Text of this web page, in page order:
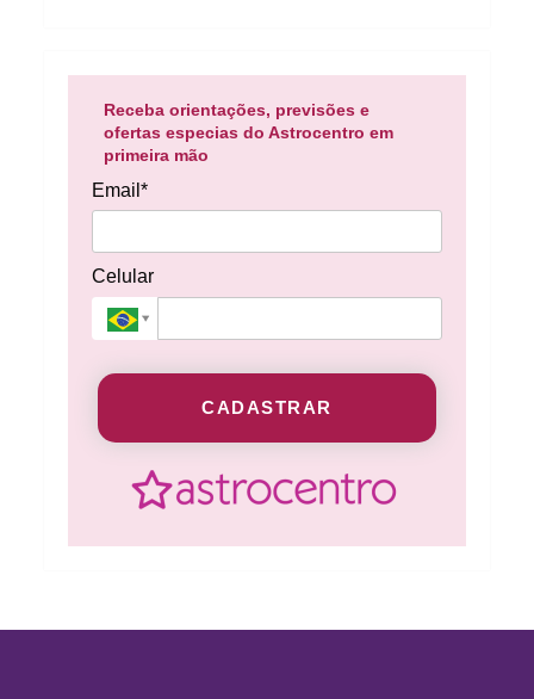
Receba orientações, previsões e
ofertas especias do Astrocentro em
primeira mão
Email*
Celular
CADASTRAR